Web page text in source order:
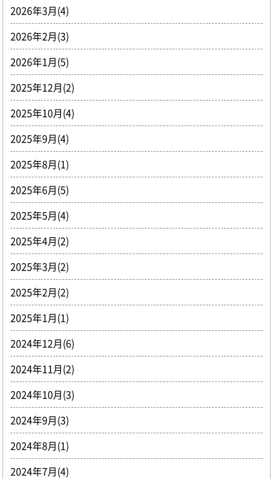
2026年3月(4)
2026年2月(3)
2026年1月(5)
2025年12月(2)
2025年10月(4)
2025年9月(4)
2025年8月(1)
2025年6月(5)
2025年5月(4)
2025年4月(2)
2025年3月(2)
2025年2月(2)
2025年1月(1)
2024年12月(6)
2024年11月(2)
2024年10月(3)
2024年9月(3)
2024年8月(1)
2024年7月(4)